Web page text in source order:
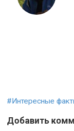
#Интересные
Добавить